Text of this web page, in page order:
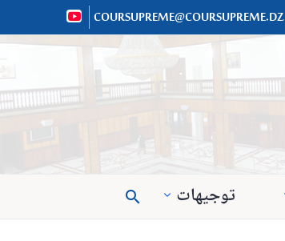
COURSUPREME@COURSUPREME.DZ
توجيهات 